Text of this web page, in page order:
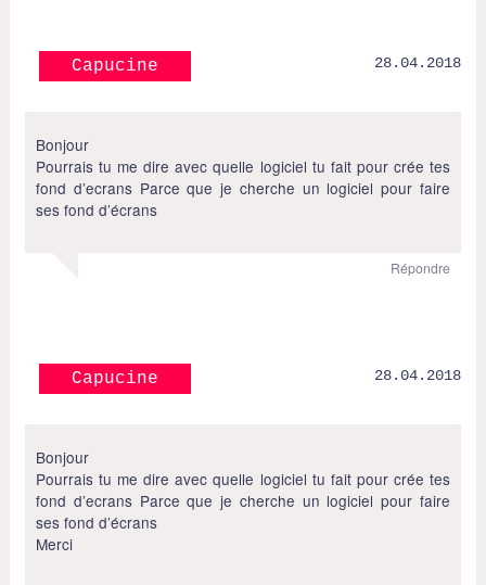
Capucine 28.04.2018
Bonjour
Pourrais tu me dire avec quelle logiciel tu fait pour crée tes
fond d’ecrans Parce que je cherche un logiciel pour faire
ses fond d’écrans
Répondre
Capucine 28.04.2018
Bonjour
Pourrais tu me dire avec quelle logiciel tu fait pour crée tes
fond d’ecrans Parce que je cherche un logiciel pour faire
ses fond d’écrans
Merci